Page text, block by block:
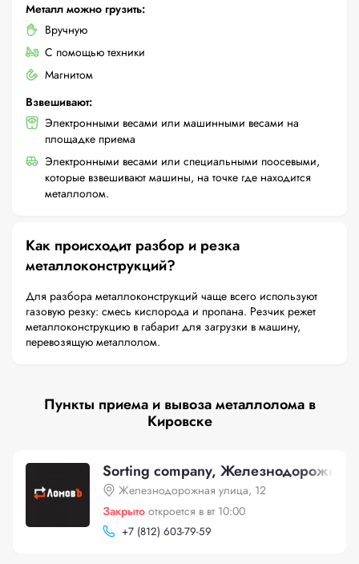
Металл можно грузить:
Вручную
С помощью техники
Магнитом
Взвешивают:
Электронными весами или машинными весами на
площадке приема
Электронными весами или специальными поосевыми,
которые взвешивают машины, на точке где находится
металлолом.
Как происходит разбор и резка
металлоконструкций?
Для разбора металлоконструкций чаще всего используют
газовую резку: смесь кислорода и пропана. Резчик режет
металлоконструкцию в габарит для загрузки в машину,
перевозящую металлолом.
Пункты приема и вывоза металлолома в
Кировске
Sorting company, Железнодорожная
Железнодорожная улица, 12
Закрыто откроется в вт 10:00
+7 (812) 603-79-59